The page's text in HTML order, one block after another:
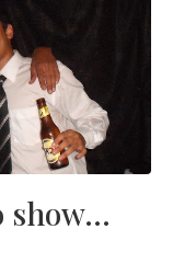
show...